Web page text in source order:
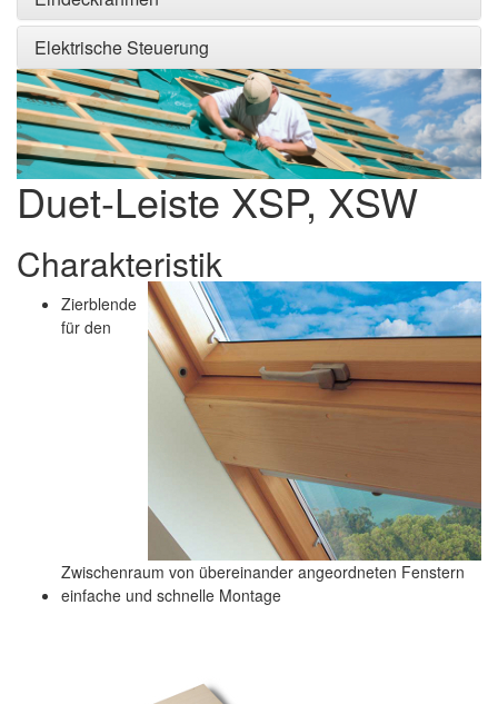
Elektrische Steuerung
Duet-Leiste XSP, XSW
Charakteristik
Zierblende
für den
Zwischenraum von übereinander angeordneten Fenstern
einfache und schnelle Montage